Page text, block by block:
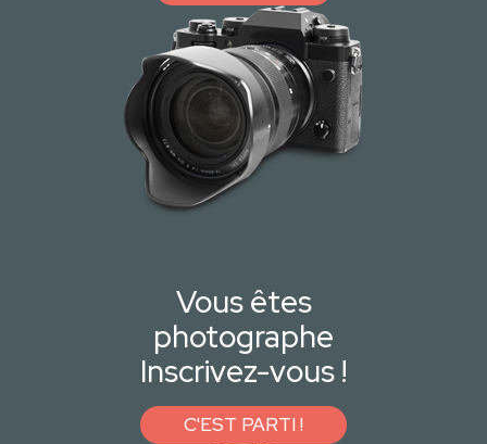
Vous êtes
photographe
Inscrivez-vous !
C'EST PARTI !